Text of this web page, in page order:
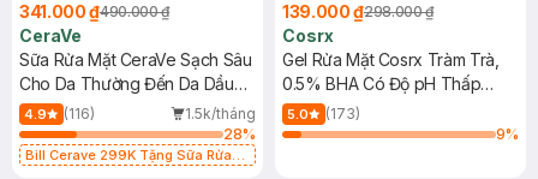
341.000 ₫490.000 ₫
CeraVe
Sữa Rửa Mặt CeraVe Sạch Sâu
Cho Da Thường Đến Da Dầu
473ml
4.9 (116)
1.5k/tháng
28%
Bill Cerave 299K Tặng Sữa Rửa
139.000 ₫298.000 ₫
Cosrx
Gel Rửa Mặt Cosrx Tràm Trà,
0.5% BHA Có Độ pH Thấp
150ml
5.0
(173)
9%